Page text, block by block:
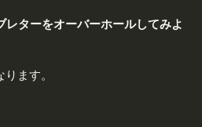
レターをオーバーホールしてみよ
ます。